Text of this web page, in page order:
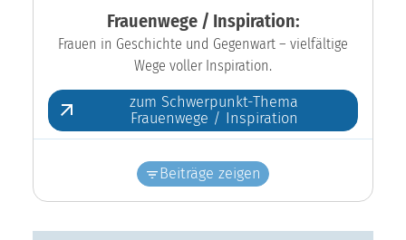
Frauenwege / Inspiration:
Frauen in Geschichte und Gegenwart – vielfältige
Wege voller Inspiration.
zum Schwerpunkt-Thema
Frauenwege / Inspiration
Beiträge zeigen